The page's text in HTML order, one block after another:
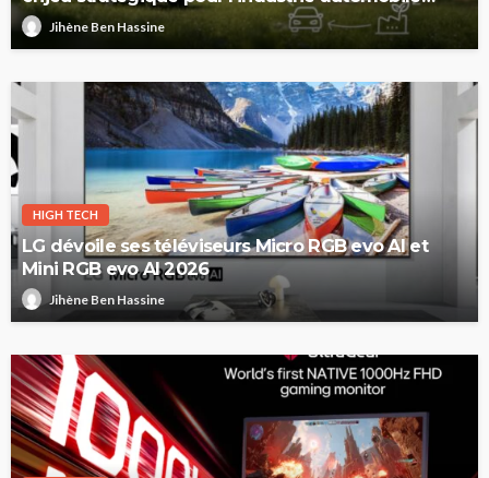
européenne
Jihène Ben Hassine
HIGH TECH
LG dévoile ses téléviseurs Micro RGB evo AI et
Mini RGB evo AI 2026
Jihène Ben Hassine